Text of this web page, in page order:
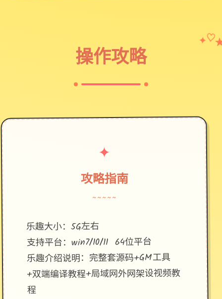
操作攻略
✦ ♡
✦
攻略指南
~~~~~
乐趣大小：5G左右
支持平台：win7/10/11 64位平台
乐趣介绍说明：完整套源码+GM工具
+双端编译教程+局域网外网架设视频教
程